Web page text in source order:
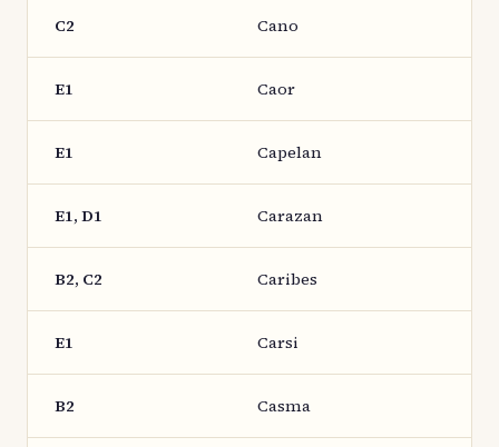
C2 Cano
E1 Caor
E1 Capelan
E1, D1 Carazan
B2, C2 Caribes
E1 Carsi
B2 Casma